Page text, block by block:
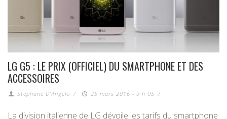
LG G5 : LE PRIX (OFFICIEL) DU SMARTPHONE ET DES
ACCESSOIRES
Stéphane D'Angelo / 25 mars 2016 - 9 h 05 /
La division italienne de LG dévoile les tarifs du smartphone